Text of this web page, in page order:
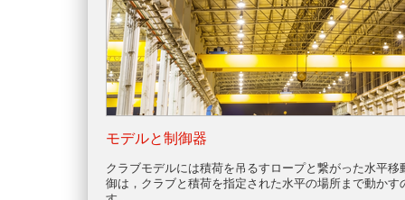
モデルと制御器
クラブモデルには積荷を吊るすロープと繋がった水平
御は，クラブと積荷を指定された水平の場所まで動か